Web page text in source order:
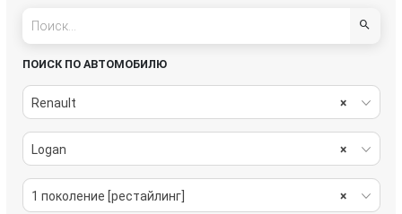
ПОИСК ПО АВТОМОБИЛЮ
×
Renault
×
Logan
×
1 поколение [рестайлинг]